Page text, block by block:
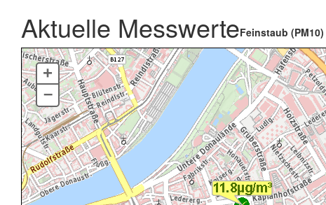
Aktuelle MesswerteFeinstaub (PM10)
+
–